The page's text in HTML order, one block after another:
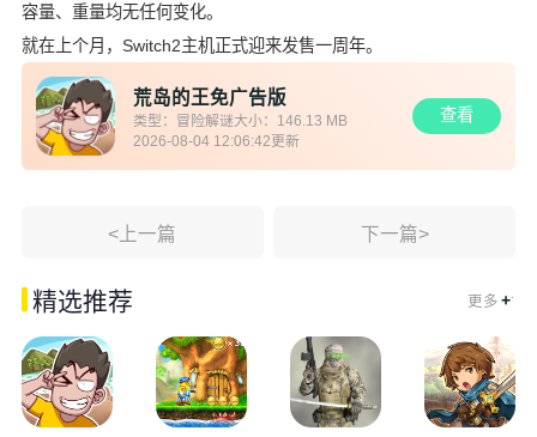
容量、重量均无任何变化。
就在上个月，Switch2主机正式迎来发售一周年。
荒岛的王免广告版
类型： 冒险解谜大小： 146.13 MB
2026-08-04 12:06:42更新
查看
<上一篇 下一篇>
精选推荐 更多 +